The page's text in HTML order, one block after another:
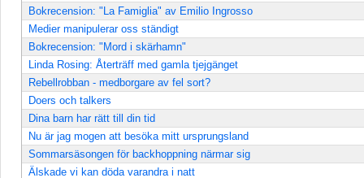
Bokrecension: "La Famiglia" av Emilio Ingrosso
Medier manipulerar oss ständigt
Bokrecension: "Mord i skärhamn"
Linda Rosing: Återträff med gamla tjejgänget
Rebellrobban - medborgare av fel sort?
Doers och talkers
Dina barn har rätt till din tid
Nu är jag mogen att besöka mitt ursprungsland
Sommarsäsongen för backhoppning närmar sig
Älskade vi kan döda varandra i natt